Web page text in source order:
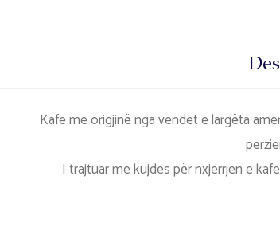
Kafe me origjinë nga vendet e largëta
I trajtuar me kujdes për nxjerrjen e